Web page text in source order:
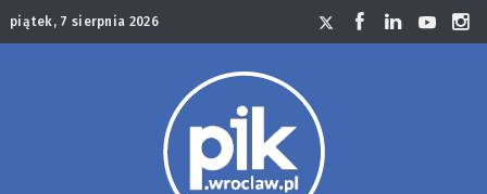
piątek, 7 sierpnia 2026